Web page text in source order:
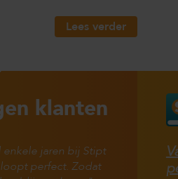
Lees verder
klanten
jaren bij Stipt
perfect. Zodat